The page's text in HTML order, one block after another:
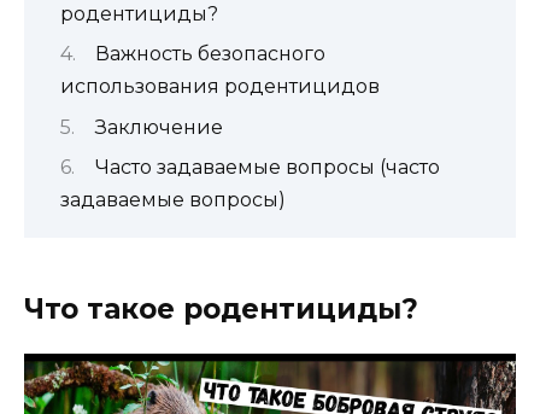
родентициды?
Важность безопасного
использования родентицидов
Заключение
Часто задаваемые вопросы (часто
задаваемые вопросы)
Что такое родентициды?